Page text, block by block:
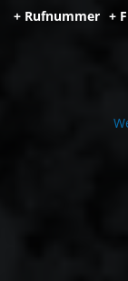
+ Rufnummer + F
W